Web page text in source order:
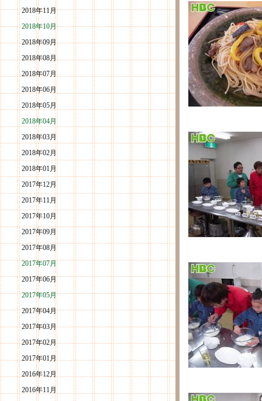
2018年11月
2018年10月
2018年09月
2018年08月
2018年07月
2018年06月
2018年05月
2018年04月
2018年03月
2018年02月
2018年01月
2017年12月
2017年11月
2017年10月
2017年09月
2017年08月
2017年07月
2017年06月
2017年05月
2017年04月
2017年03月
2017年02月
2017年01月
2016年12月
2016年11月